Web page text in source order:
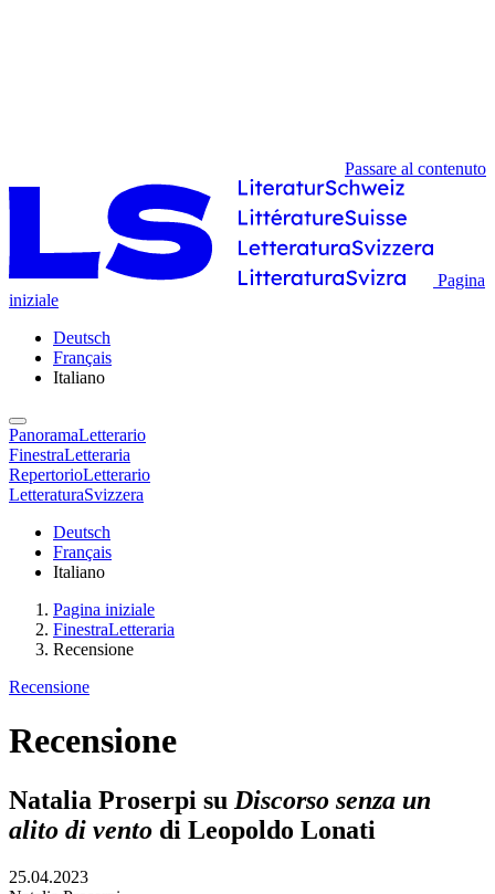
Passare al contenuto
Pagina
iniziale
Deutsch
Français
Italiano
PanoramaLetterario
FinestraLetteraria
RepertorioLetterario
LetteraturaSvizzera
Deutsch
Français
Italiano
Pagina iniziale
FinestraLetteraria
Recensione
Recensione
Recensione
Natalia Proserpi su Discorso senza un
alito di vento di Leopoldo Lonati
25.04.2023